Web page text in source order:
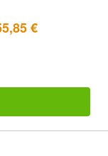
€